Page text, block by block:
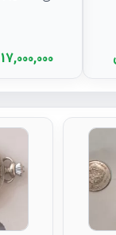
17,000,000 تومان